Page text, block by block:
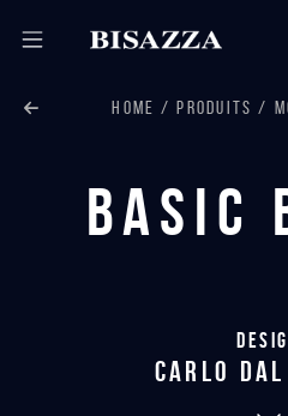
HOME PRODUITS
Basic
carlo dal